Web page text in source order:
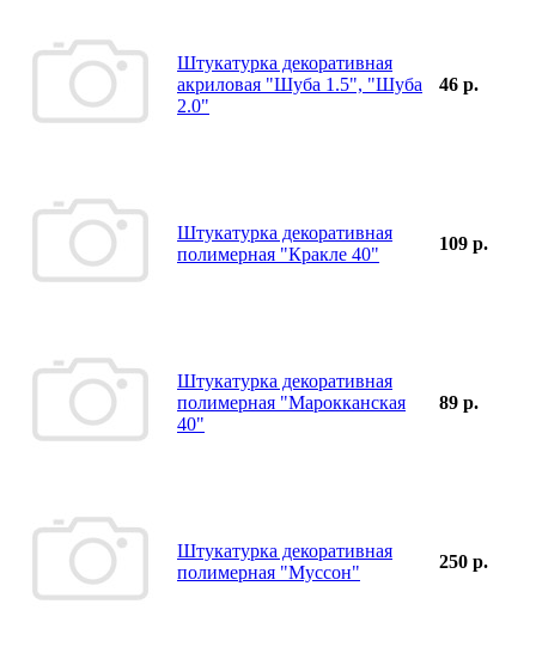
Штукатурка декоративная
акриловая "Шуба 1.5", "Шуба
2.0"
46 р.
Штукатурка декоративная
полимерная "Кракле 40"
109 р.
Штукатурка декоративная
полимерная "Марокканская
40"
89 р.
Штукатурка декоративная
полимерная "Муссон"
250 р.